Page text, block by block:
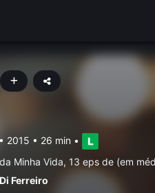
• 2015 • 26 min •
Minha Vida, 13 eps de (em
Di Ferreiro